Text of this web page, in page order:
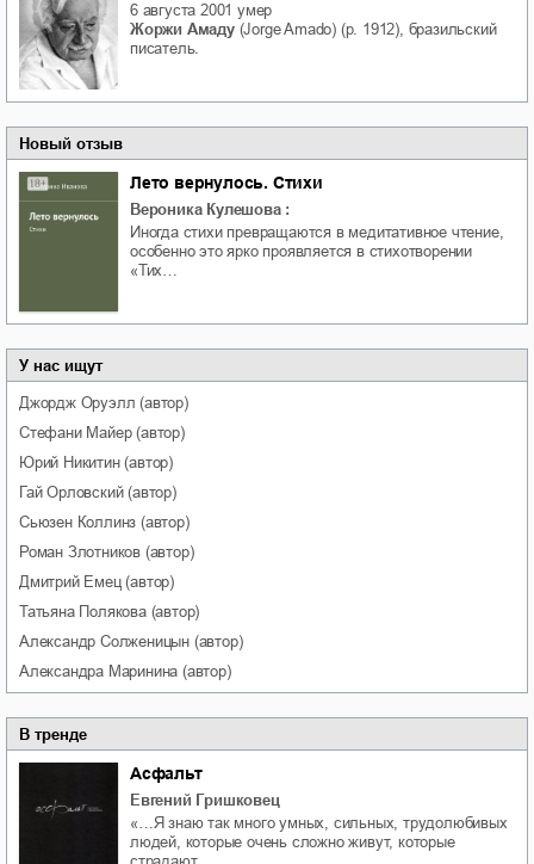
6 августа 2001 умер
Жоржи Амаду(Jorge Amado) (р. 1912), бразильский
писатель.
Новый отзыв
Лето вернулось. Стихи
Вероника Кулешова :
Иногда стихи превращаются в медитативное чтение,
особенно это ярко проявляется в стихотворении
«Тих…
У нас ищут
Джордж Оруэлл (автор)
Стефани Майер(автор)
Юрий Никитин(автор)
Гай Орловский(автор)
Сьюзен Коллинз (автор)
Роман Злотников (автор)
Дмитрий Емец(автор)
Татьяна Полякова(автор)
Александр Солженицын (автор)
Александра Маринина (автор)
В тренде
Асфальт
Евгений Гришковец
«…Я знаю так много умных, сильных, трудолюбивых
людей, которые очень сложно живут, которые